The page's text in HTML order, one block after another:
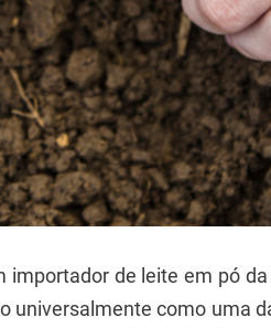
de leite em pó
universalmente como uma